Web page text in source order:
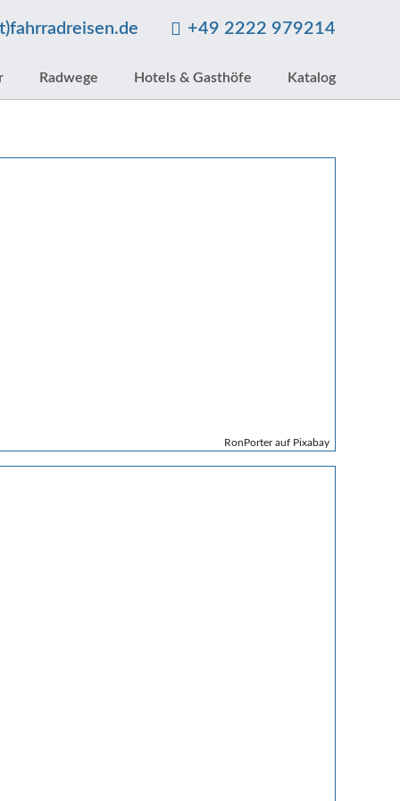
+49 2222 979214
Radwege Hotels & Gasthöfe Katalog
RonPorter auf Pixabay